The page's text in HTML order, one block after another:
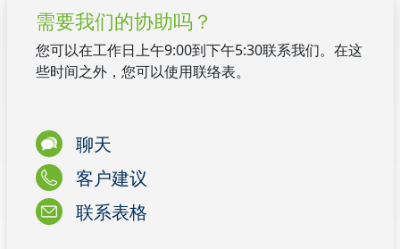
需要我们的协助吗？
您可以在工作日上午9:00到下午5:30联系我们。在这
些时间之外，您可以使用联络表。
聊天
客户建议
联系表格